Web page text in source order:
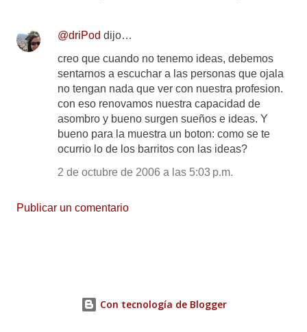
@driPod dijo…
creo que cuando no tenemo ideas, debemos
sentarnos a escuchar a las personas que ojala
no tengan nada que ver con nuestra profesion.
con eso renovamos nuestra capacidad de
asombro y bueno surgen sueños e ideas. Y
bueno para la muestra un boton: como se te
ocurrio lo de los barritos con las ideas?
2 de octubre de 2006 a las 5:03 p.m.
Publicar un comentario
Con tecnología de Blogger